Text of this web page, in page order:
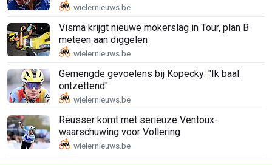
Visma krijgt nieuwe mokerslag in Tour, plan B
meteen aan diggelen
Gemengde gevoelens bij Kopecky: "Ik baal
ontzettend"
Reusser komt met serieuze Ventoux-
waarschuwing voor Vollering